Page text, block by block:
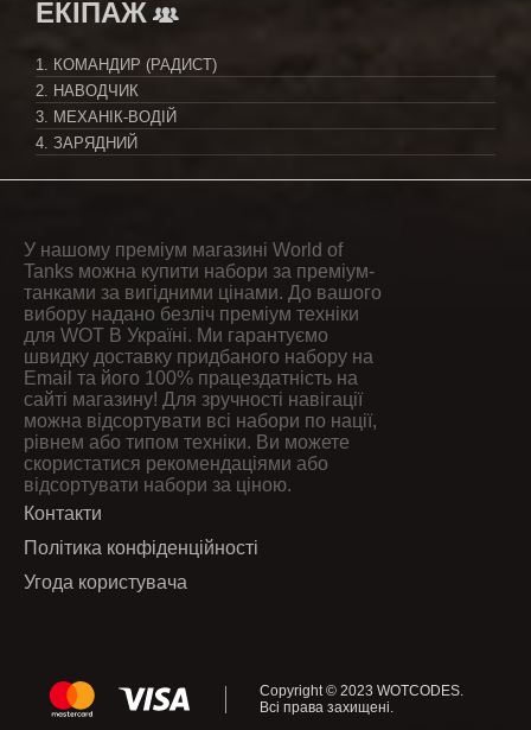
ЕКІПАЖ
1. КОМАНДИР (РАДИСТ)
2. НАВОДЧИК
3. МЕХАНІК-ВОДІЙ
4. ЗАРЯДНИЙ
У нашому преміум магазині World of
Tanks можна купити набори за преміум-
танками за вигідними цінами. До вашого
вибору надано безліч преміум техніки
для WOT В Україні. Ми гарантуємо
швидку доставку придбаного набору на
Email та його 100% працездатність на
сайті магазину! Для зручності навігації
можна відсортувати всі набори по нації,
рівнем або типом техніки. Ви можете
скористатися рекомендаціями або
відсортувати набори за ціною.
Контакти
Політика конфіденційності
Угода користувача
Copyright © 2023 WOTCODES.
Всі права захищені.